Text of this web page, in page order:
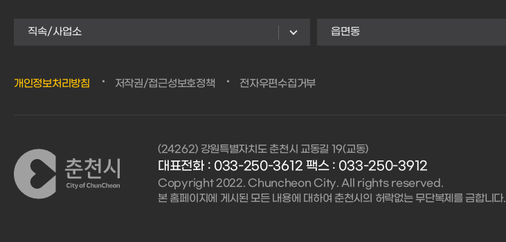
직속/사업소 읍면동
개인정보처리방침 저작권/접근성보호정책 전자우편수집거부
(24262) 강원특별자치도 춘천시 교동길 19(교동)
대표전화 : 033-250-3612 팩스 : 033-250-3912
Copyright 2022. Chuncheon City. All rights reserved.
본 홈페이지에 게시된 모든 내용에 대하여 춘천시의 허락없는 무단복제를 금합니다.